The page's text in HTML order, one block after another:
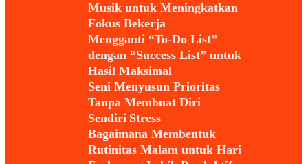
Musik untuk Meningkatkan
Fokus Bekerja
Mengganti “To-Do List”
dengan “Success List” untuk
Hasil Maksimal
Seni Menyusun Prioritas
Tanpa Membuat Diri
Sendiri Stress
Bagaimana Membentuk
Rutinitas Malam untuk Hari